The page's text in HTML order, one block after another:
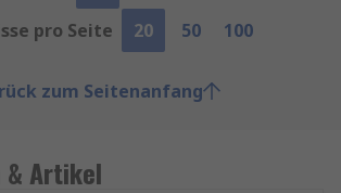
pro Seite
20 50 100
zum Seitenanfang
& Artikel